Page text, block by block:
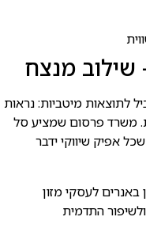
שילוב מנצח
לתוצאות מיטביות: נראות
משרד פרסום שמציע סל
אפיק שיווקי ידבר
לעסקי מזון
התדמית